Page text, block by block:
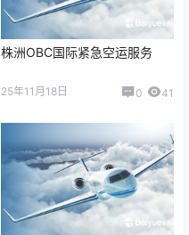
株洲OBC国际紧急空运服务
25年11月18日 0 41